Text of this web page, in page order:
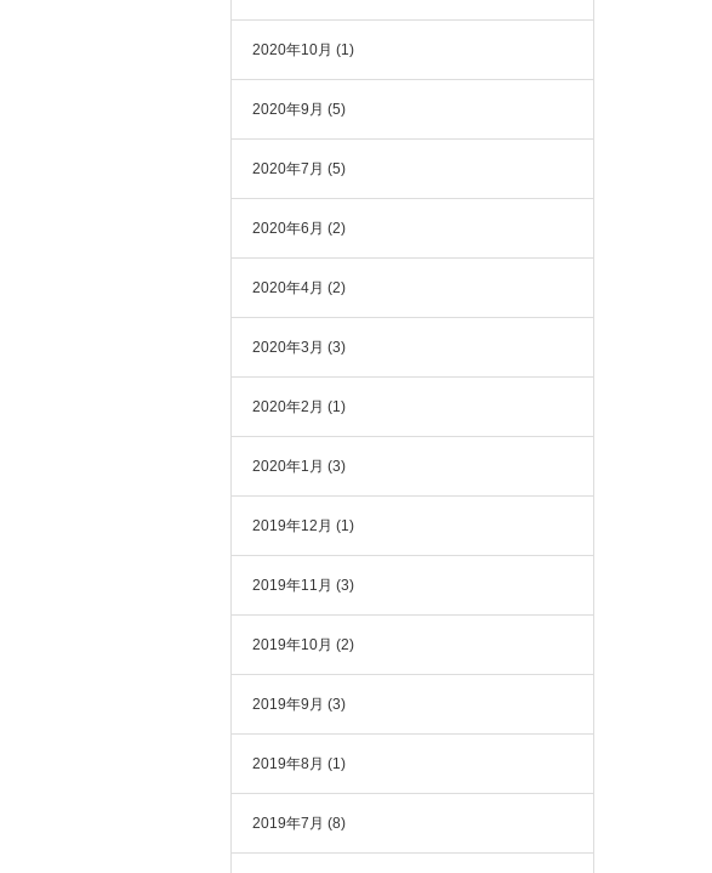
2020年10月 (1)
2020年9月 (5)
2020年7月 (5)
2020年6月 (2)
2020年4月 (2)
2020年3月 (3)
2020年2月 (1)
2020年1月 (3)
2019年12月 (1)
2019年11月 (3)
2019年10月 (2)
2019年9月 (3)
2019年8月 (1)
2019年7月 (8)